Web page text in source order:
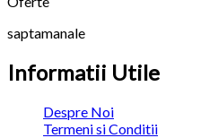
saptamanale
Informatii Utile
Despre Noi
Termeni si Conditii